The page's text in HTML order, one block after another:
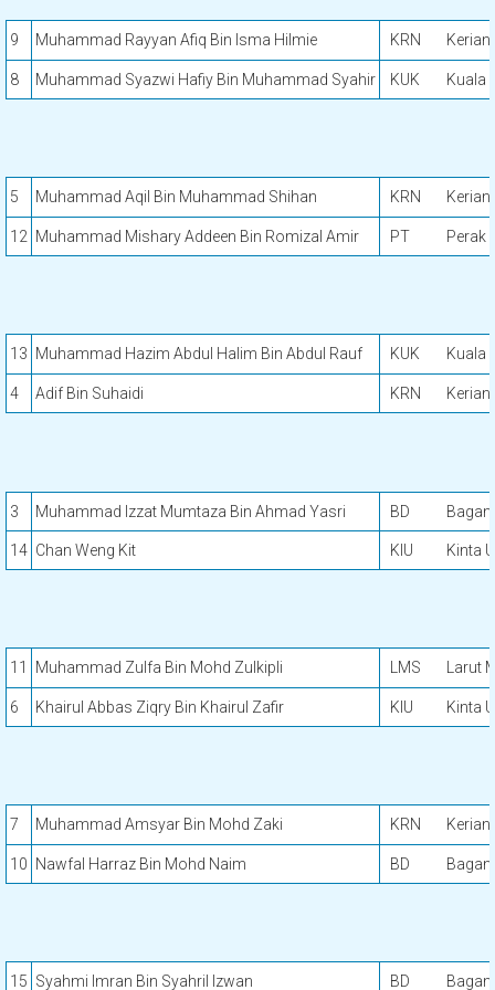
9 Muhammad Rayyan Afiq Bin Isma Hilmie KRN Kerian
8 Muhammad Syazwi Hafiy Bin Muhammad Syahir KUK Kuala
5 Muhammad Aqil Bin Muhammad Shihan KRN Kerian
12 Muhammad Mishary Addeen Bin Romizal Amir PT Perak
13 Muhammad Hazim Abdul Halim Bin Abdul Rauf KUK Kuala
4 Adif Bin Suhaidi KRN Kerian
3 Muhammad Izzat Mumtaza Bin Ahmad Yasri BD Bagan
14 Chan Weng Kit KIU Kinta
11 Muhammad Zulfa Bin Mohd Zulkipli LMS Larut
6 Khairul Abbas Ziqry Bin Khairul Zafir KIU Kinta
7 Muhammad Amsyar Bin Mohd Zaki KRN Kerian
10 Nawfal Harraz Bin Mohd Naim BD Bagan
15 Syahmi Imran Bin Syahril Izwan BD Bagan